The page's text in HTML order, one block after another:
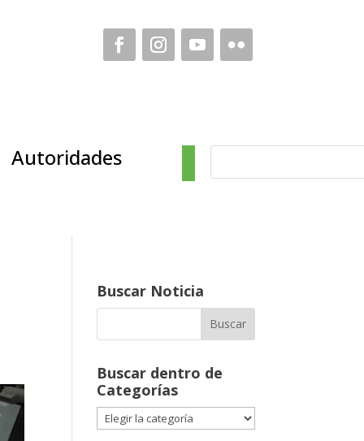
Autoridades
Buscar Noticia
Buscar dentro de
Categorías
Buscar
dentro